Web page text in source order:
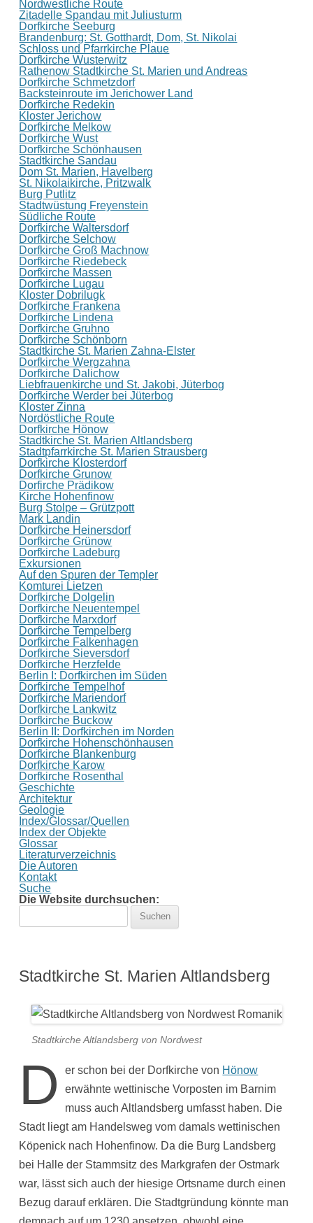
Nordwestliche Route
Zitadelle Spandau mit Juliusturm
Dorfkirche Seeburg
Brandenburg: St. Gotthardt, Dom, St. Nikolai
Schloss und Pfarrkirche Plaue
Dorfkirche Wusterwitz
Rathenow Stadtkirche St. Marien und Andreas
Dorfkirche Schmetzdorf
Backsteinroute im Jerichower Land
Dorfkirche Redekin
Kloster Jerichow
Dorfkirche Melkow
Dorfkirche Wust
Dorfkirche Schönhausen
Stadtkirche Sandau
Dom St. Marien, Havelberg
St. Nikolaikirche, Pritzwalk
Burg Putlitz
Stadtwüstung Freyenstein
Südliche Route
Dorfkirche Waltersdorf
Dorfkirche Selchow
Dorfkirche Groß Machnow
Dorfkirche Riedebeck
Dorfkirche Massen
Dorfkirche Lugau
Kloster Dobrilugk
Dorfkirche Frankena
Dorfkirche Lindena
Dorfkirche Gruhno
Dorfkirche Schönborn
Stadtkirche St. Marien Zahna-Elster
Dorfkirche Wergzahna
Dorfkirche Dalichow
Liebfrauenkirche und St. Jakobi, Jüterbog
Dorfkirche Werder bei Jüterbog
Kloster Zinna
Nordöstliche Route
Dorfkirche Hönow
Stadtkirche St. Marien Altlandsberg
Stadtpfarrkirche St. Marien Strausberg
Dorfkirche Klosterdorf
Dorfkirche Grunow
Dorfirche Prädikow
Kirche Hohenfinow
Burg Stolpe – Grützpott
Mark Landin
Dorfkirche Heinersdorf
Dorfkirche Grünow
Dorfkirche Ladeburg
Exkursionen
Auf den Spuren der Templer
Komturei Lietzen
Dorfkirche Dolgelin
Dorfkirche Neuentempel
Dorfkirche Marxdorf
Dorfkirche Tempelberg
Dorfkirche Falkenhagen
Dorfkirche Sieversdorf
Dorfkirche Herzfelde
Berlin I: Dorfkirchen im Süden
Dorfkirche Tempelhof
Dorfkirche Mariendorf
Dorfkirche Lankwitz
Dorfkirche Buckow
Berlin II: Dorfkirchen im Norden
Dorfkirche Hohenschönhausen
Dorfkirche Blankenburg
Dorfkirche Karow
Dorfkirche Rosenthal
Geschichte
Architektur
Geologie
Index/Glossar/Quellen
Index der Objekte
Glossar
Literaturverzeichnis
Die Autoren
Kontakt
Suche
Die Website durchsuchen:
Stadtkirche St. Marien Altlandsberg
Stadtkirche Altlandsberg von Nordwest
D er schon bei der Dorfkirche von Hönow
erwähnte wettinische Vorposten im Barnim
muss auch Altlandsberg umfasst haben. Die
Stadt liegt am Handelsweg vom damals wettinischen
Köpenick nach Hohenfinow. Da die Burg Landsberg
bei Halle der Stammsitz des Markgrafen der Ostmark
war, lässt sich auch der hiesige Ortsname durch einen
Bezug darauf erklären. Die Stadtgründung könnte man